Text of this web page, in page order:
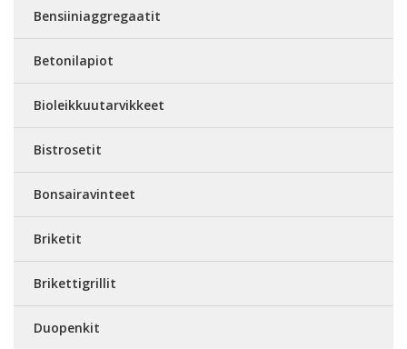
Bensiiniaggregaatit
Betonilapiot
Bioleikkuutarvikkeet
Bistrosetit
Bonsairavinteet
Briketit
Brikettigrillit
Duopenkit